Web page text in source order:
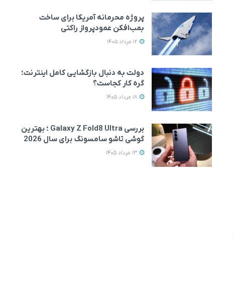
پروژه محرمانه آمریکا برای ساخت
بمب‌افکن عمودپرواز راکتی
دولت به دنبال بازگشایی کامل اینترنت؛
گره کار کجاست؟
بررسی Galaxy Z Fold8 Ultra ؛ بهترین
گوشی تاشو سامسونگ برای سال 2026